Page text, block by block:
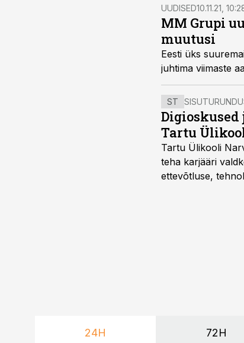
UUDISED10.11.21,
MM Grupi
muutusi
Eesti üks
juhtima viimaste
ST
Tartu
Tartu Ülikooli
teha karjääri
ettevõtluse,
24H 72H